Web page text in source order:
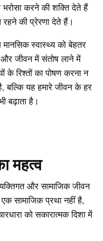
भरोसा करने की शक्ति देते हैं
की प्रेरणा देते हैं।
मानसिक स्वास्थ्य को बेहतर
और जीवन में संतोष लाने में
के रिश्तों का पोषण करना न
बल्कि यह हमारे जीवन के हर
बढ़ाता है।
महत्व
और सामाजिक जीवन
सामाजिक प्रथा नहीं है,
को सकारात्मक दिशा में